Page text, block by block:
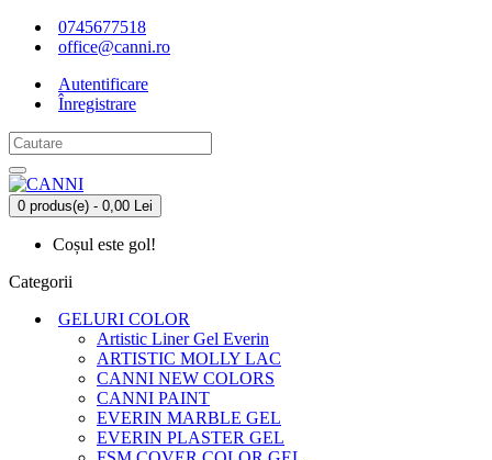
0745677518
office@canni.ro
Autentificare
Înregistrare
0 produs(e) - 0,00 Lei
Coșul este gol!
Categorii
GELURI COLOR
Artistic Liner Gel Everin
ARTISTIC MOLLY LAC
CANNI NEW COLORS
CANNI PAINT
EVERIN MARBLE GEL
EVERIN PLASTER GEL